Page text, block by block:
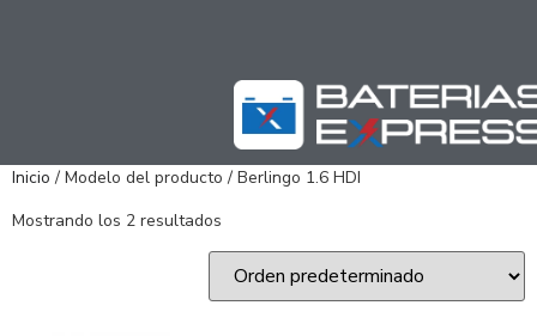
Inicio / Modelo del producto / Berlingo 1.6 HDI
Mostrando los 2 resultados